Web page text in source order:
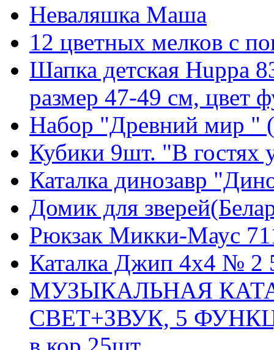
Неваляшка Маша
12 цветных мелков с
Шапка детская Huppa
размер 47-49 см, цвет
Набор "Древний мир "
Кубики 9шт. "В гостях
Каталка динозавр
Домик для
Рюкзак Микки-Маус
Каталка Джип 4х4 № 2
МУЗЫКАЛЬНАЯ
СВЕТ+ЗВУК, 5